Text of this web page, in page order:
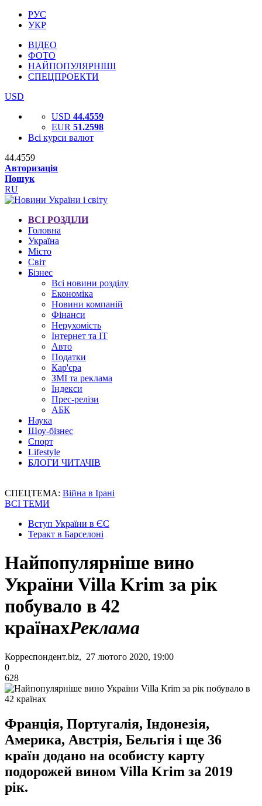
РУС
УКР
ВІДЕО
ФОТО
НАЙПОПУЛЯРНІШІ
СПЕЦПРОЕКТИ
USD
USD 44.4559
EUR 51.2598
Всі курси валют
44.4559
Авторизація
Пошук
RU
ВСІ РОЗДІЛИ
Головна
Україна
Місто
Світ
Бізнес
Всі новини розділу
Економіка
Новини компаній
Фінанси
Нерухомість
Інтернет та IT
Авто
Податки
Кар'єра
ЗМІ та реклама
Індекси
Прес-релізи
АБК
Наука
Шоу-бізнес
Спорт
Lifestyle
БЛОГИ ЧИТАЧІВ
СПЕЦТЕМА: Війна в Ірані
ВСІ ТЕМИ
Вступ України в ЄС
Теракт в Барселоні
Найпопулярніше вино
України Villa Krim за рік
побувало в 42
країнахРеклама
Корреспондент.biz, 27 лютого 2020, 19:00
0
628
Франція, Португалія, Індонезія,
Америка, Австрія, Бельгія і ще 36
країн додано на особисту карту
подорожей вином Villa Krim за 2019
рік.